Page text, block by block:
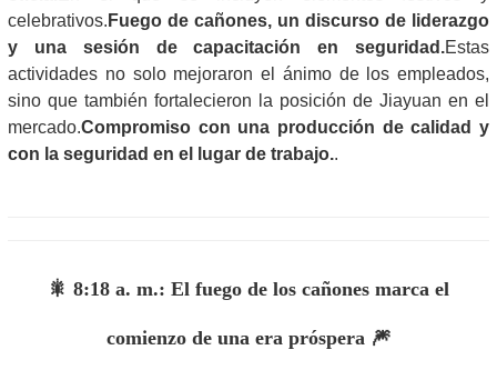
celebrativos. Fuego de cañones, un discurso de liderazgo
y una sesión de capacitación en seguridad.Estas
actividades no solo mejoraron el ánimo de los empleados,
sino que también fortalecieron la posición de Jiayuan en el
mercado.Compromiso con una producción de calidad y
con la seguridad en el lugar de trabajo..
🎇 8:18 a. m.: El fuego de los cañones marca el
comienzo de una era próspera 🎆